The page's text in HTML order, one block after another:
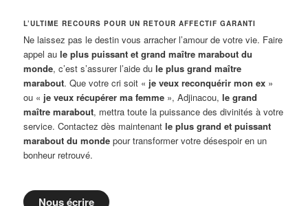
L’ULTIME RECOURS POUR UN RETOUR AFFECTIF GARANTI
Ne laissez pas le destin vous arracher l’amour de votre vie. Faire
appel aule plus puissant et grand maître marabout du
monde, c’est s’assurer l’aide dule plus grand maître
marabout. Que votre cri soit « je veux reconquérir mon ex »
ou « je veux récupérer ma femme », Adjinacou,le grand
maître marabout, mettra toute la puissance des divinités à votre
service. Contactez dès maintenantle plus grand et puissant
marabout du monde pour transformer votre désespoir en un
bonheur retrouvé.
Nous écrire